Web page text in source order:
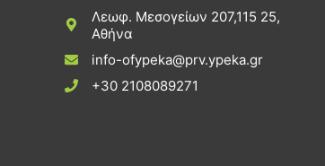
Λεωφ. Μεσογείων 207,115 25,
Αθήνα
info-ofypeka@prv.ypeka.gr
+30 2108089271